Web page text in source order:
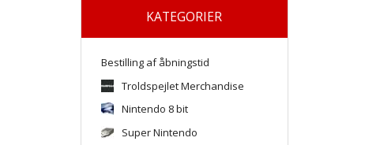
KATEGORIER
Bestilling af åbningstid
Troldspejlet Merchandise
Nintendo 8 bit
Super Nintendo